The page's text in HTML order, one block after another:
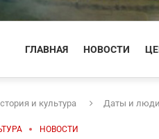
ГЛАВНАЯ НОВОСТИ
и культура Даты и
НОВОСТИ